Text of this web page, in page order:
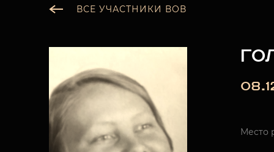
ВСЕ УЧАСТНИКИ ВОВ
Место